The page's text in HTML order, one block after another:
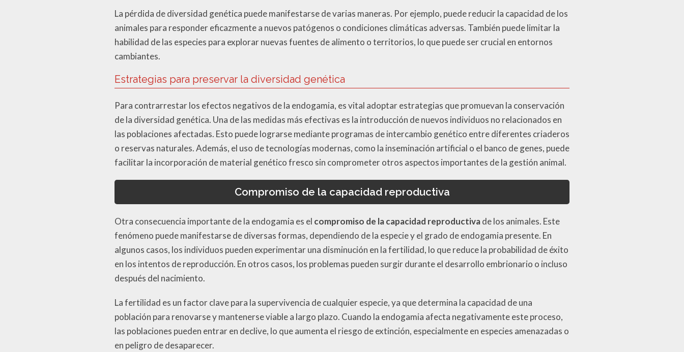
La pérdida de diversidad genética puede manifestarse de varias maneras. Por ejemplo, puede reducir la capacidad de los
animales para responder eficazmente a nuevos patógenos o condiciones climáticas adversas. También puede limitar la
habilidad de las especies para explorar nuevas fuentes de alimento o territorios, lo que puede ser crucial en entornos
cambiantes.
Estrategias para preservar la diversidad genética
Para contrarrestar los efectos negativos de la endogamia, es vital adoptar estrategias que promuevan la conservación
de la diversidad genética. Una de las medidas más efectivas es la introducción de nuevos individuos no relacionados en
las poblaciones afectadas. Esto puede lograrse mediante programas de intercambio genético entre diferentes criaderos
o reservas naturales. Además, el uso de tecnologías modernas, como la inseminación artificial o el banco de genes, puede
facilitar la incorporación de material genético fresco sin comprometer otros aspectos importantes de la gestión animal.
Compromiso de la capacidad reproductiva
Otra consecuencia importante de la endogamia es el compromiso de la capacidad reproductivade los animales. Este
fenómeno puede manifestarse de diversas formas, dependiendo de la especie y el grado de endogamia presente. En
algunos casos, los individuos pueden experimentar una disminución en la fertilidad, lo que reduce la probabilidad de éxito
en los intentos de reproducción. En otros casos, los problemas pueden surgir durante el desarrollo embrionario o incluso
después del nacimiento.
La fertilidad es un factor clave para la supervivencia de cualquier especie, ya que determina la capacidad de una
población para renovarse y mantenerse viable a largo plazo. Cuando la endogamia afecta negativamente este proceso,
las poblaciones pueden entrar en declive, lo que aumenta el riesgo de extinción, especialmente en especies amenazadas o
en peligro de desaparecer.